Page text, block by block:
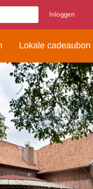
Inloggen
Lokale cadeaubon